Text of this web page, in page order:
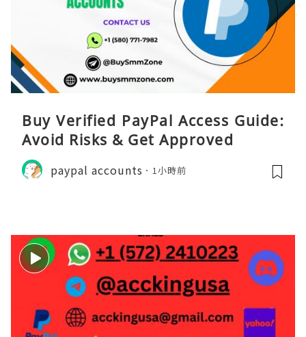
Buy Verified PayPal Access Guide:
Avoid Risks & Get Approved
paypal accounts 1小時前